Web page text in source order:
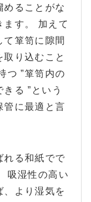
めることがな
ます。 加えて
箪笥に隙間
り込むこと
つ ”箪笥内の
る ”という
管に最適と言
れる和紙でで
吸湿性の高い
、より湿気を